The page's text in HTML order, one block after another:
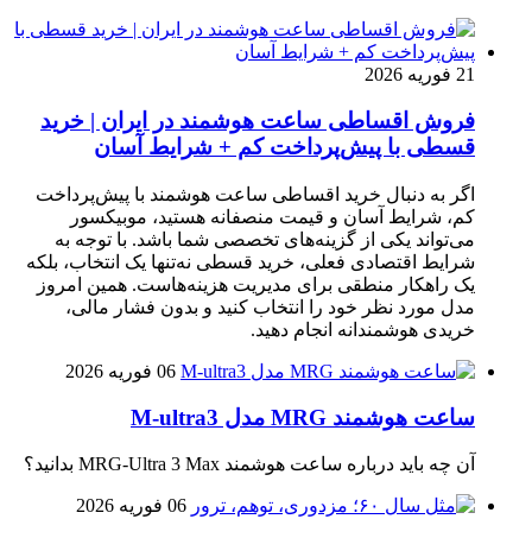
21 فوریه 2026
فروش اقساطی ساعت هوشمند در ایران | خرید
قسطی با پیش‌پرداخت کم + شرایط آسان
اگر به دنبال خرید اقساطی ساعت هوشمند با پیش‌پرداخت
کم، شرایط آسان و قیمت منصفانه هستید، موبیکسور
می‌تواند یکی از گزینه‌های تخصصی شما باشد. با توجه به
شرایط اقتصادی فعلی، خرید قسطی نه‌تنها یک انتخاب، بلکه
یک راهکار منطقی برای مدیریت هزینه‌هاست. همین امروز
مدل مورد نظر خود را انتخاب کنید و بدون فشار مالی،
خریدی هوشمندانه انجام دهید.
06 فوریه 2026
ساعت هوشمند MRG مدل M-ultra3
آن چه باید درباره ساعت هوشمند MRG-Ultra 3 Max بدانید؟
06 فوریه 2026